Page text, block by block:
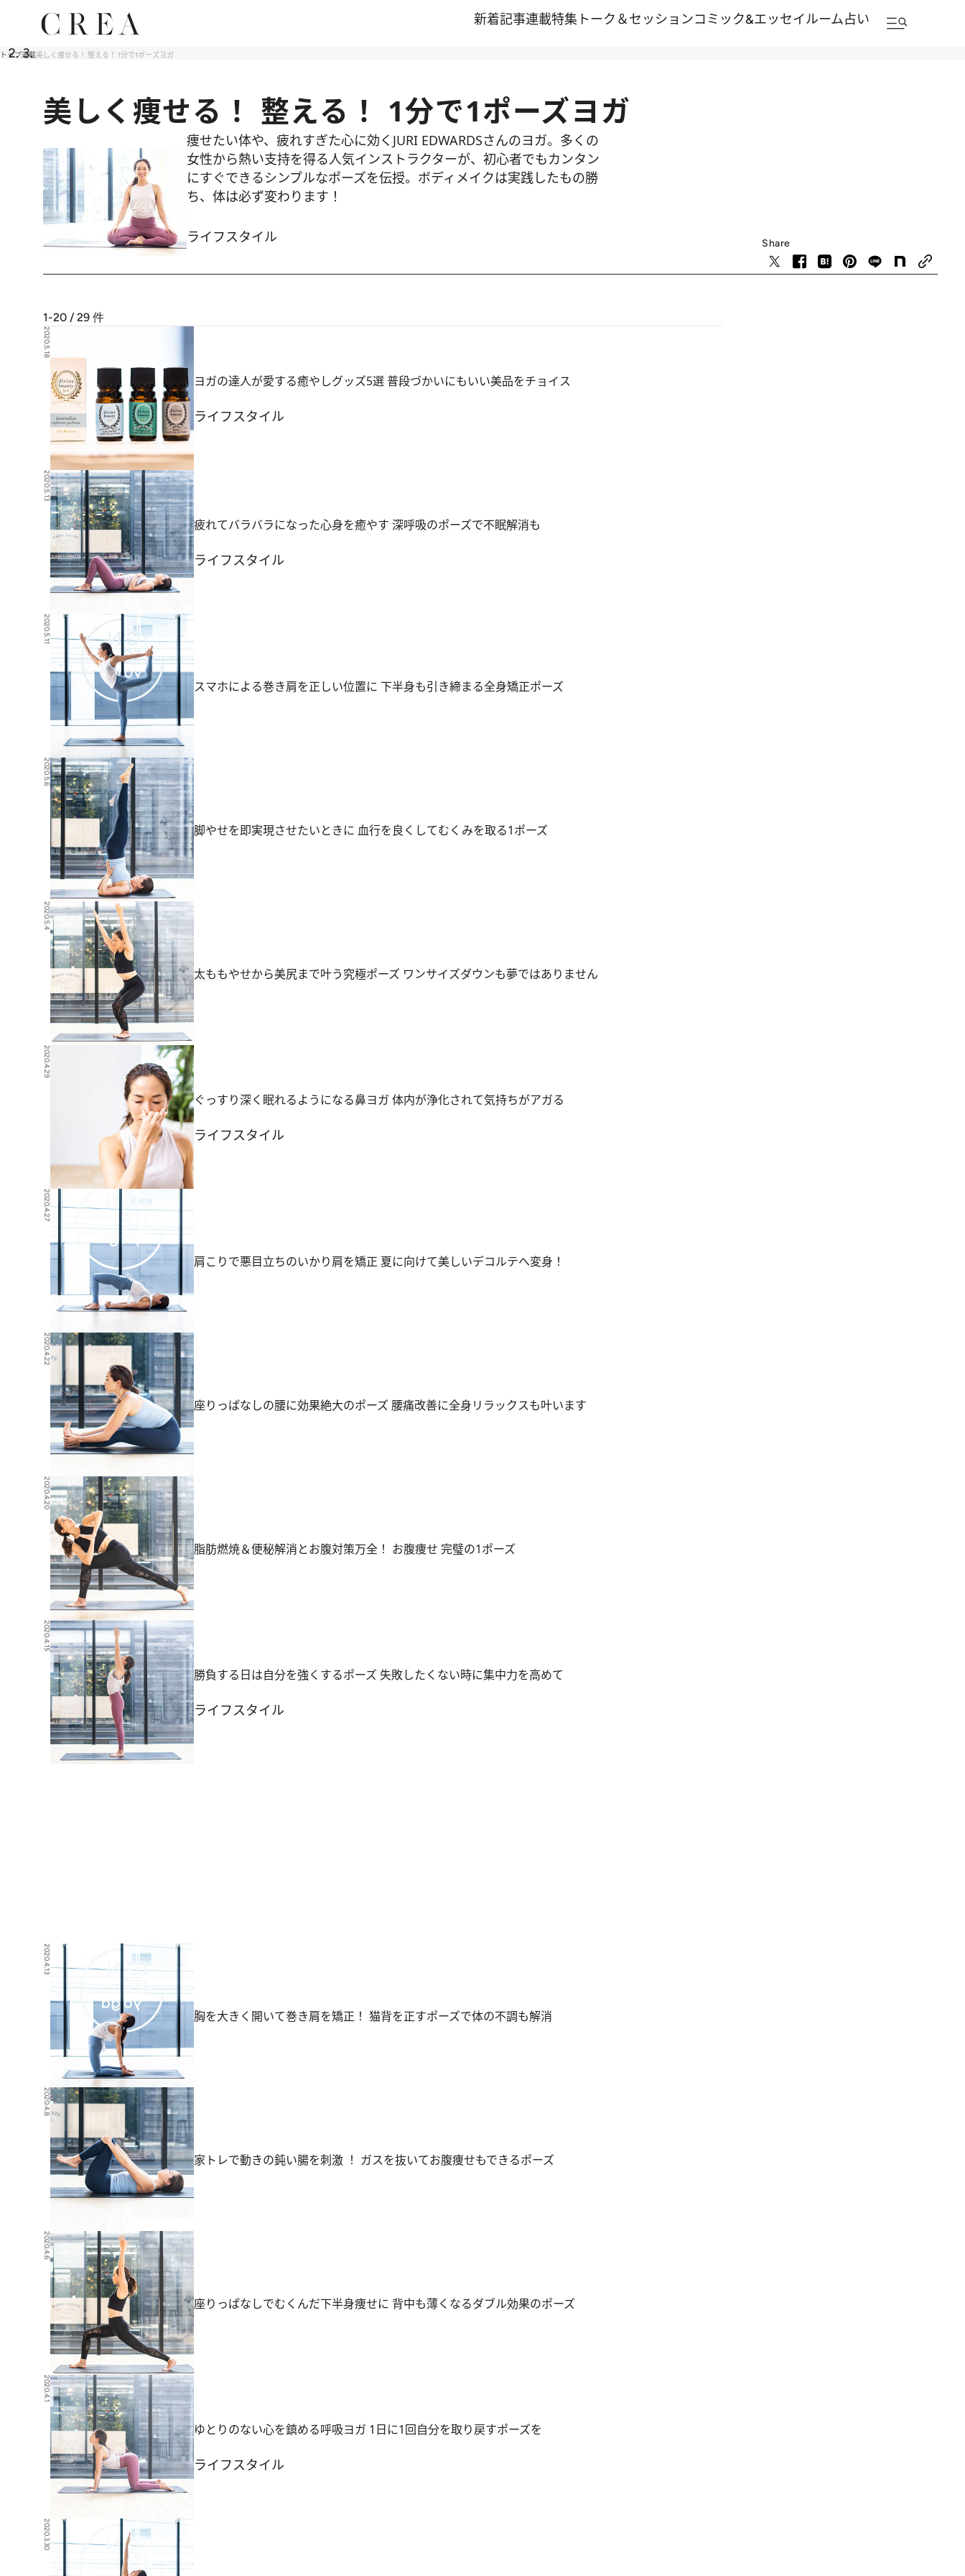
新着記事連載特集 トーク＆セッションコミック&エッセイルーム占い
トップ連載美しく痩せる！ 整える！ 1分で1ポーズヨガ
美しく痩せる！ 整える！ 1分で1ポーズヨガ
痩せたい体や、疲れすぎた心に効くJURI EDWARDSさんのヨガ。多くの
女性から熱い支持を得る人気インストラクターが、初心者でもカンタン
にすぐできるシンプルなポーズを伝授。ボディメイクは実践したもの勝
ち、体は必ず変わります！
ライフスタイル Share
1-20 / 29 件
2020.5.18
ヨガの達人が愛する癒やしグッズ5選 普段づかいにもいい美品をチョイス
ライフスタイル
2020.5.13
疲れてバラバラになった心身を癒やす 深呼吸のポーズで不眠解消も
ライフスタイル
2020.5.11
スマホによる巻き肩を正しい位置に 下半身も引き締まる全身矯正ポーズ
2020.5.6
脚やせを即実現させたいときに 血行を良くしてむくみを取る1ポーズ
2020.5.4
太ももやせから美尻まで叶う究極ポーズ ワンサイズダウンも夢ではありません
2020.4.29
ぐっすり深く眠れるようになる鼻ヨガ 体内が浄化されて気持ちがアガる
ライフスタイル
2020.4.27
肩こりで悪目立ちのいかり肩を矯正 夏に向けて美しいデコルテへ変身！
2020.4.22
座りっぱなしの腰に効果絶大のポーズ 腰痛改善に全身リラックスも叶います
2020.4.20
脂肪燃焼＆便秘解消とお腹対策万全！ お腹痩せ 完璧の1ポーズ
2020.4.15
勝負する日は自分を強くするポーズ 失敗したくない時に集中力を高めて
ライフスタイル
2020.4.13
胸を大きく開いて巻き肩を矯正！ 猫背を正すポーズで体の不調も解消
2020.4.8
家トレで動きの鈍い腸を刺激 ！ ガスを抜いてお腹痩せもできるポーズ
2020.4.6
座りっぱなしでむくんだ下半身痩せに 背中も薄くなるダブル効果のポーズ
2020.4.1
ゆとりのない心を鎮める呼吸ヨガ 1日に1回自分を取り戻すポーズを
ライフスタイル
2020.3.30